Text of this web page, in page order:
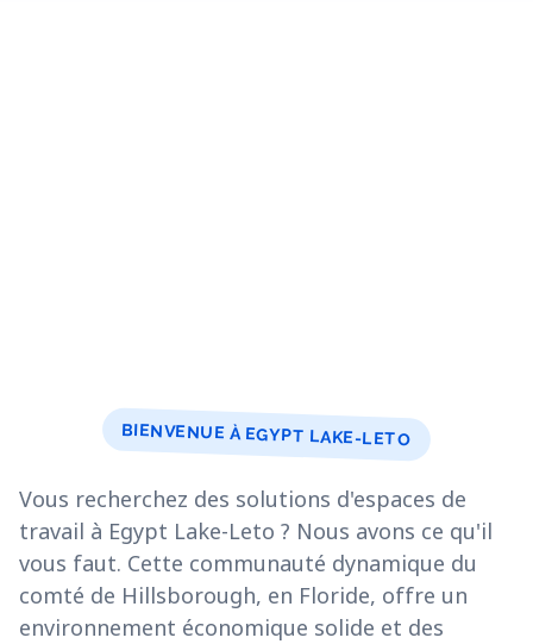
BIENVENUE À EGYPT LAKE-LETO
Vous recherchez des solutions d'espaces de
travail à Egypt Lake-Leto ? Nous avons ce qu'il
vous faut. Cette communauté dynamique du
comté de Hillsborough, en Floride, offre un
environnement économique solide et des